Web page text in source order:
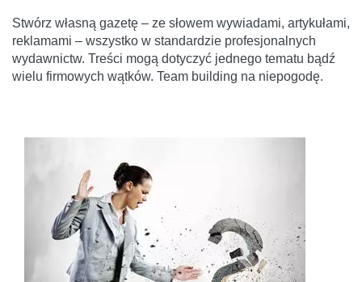
Stwórz własną gazetę – ze słowem wywiadami, artykułami,
reklamami – wszystko w standardzie profesjonalnych
wydawnictw. Treści mogą dotyczyć jednego tematu bądź
wielu firmowych wątków. Team building na niepogodę.